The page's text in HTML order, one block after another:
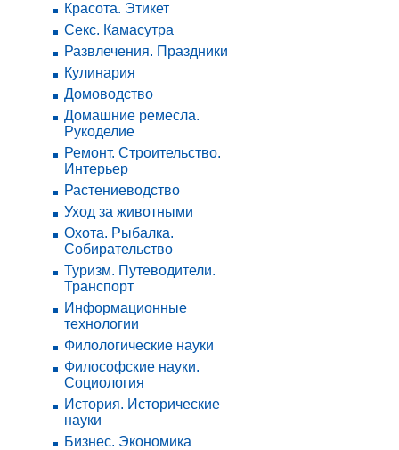
Красота. Этикет
Секс. Камасутра
Развлечения. Праздники
Кулинария
Домоводство
Домашние ремесла.
Рукоделие
Ремонт. Строительство.
Интерьер
Растениеводство
Уход за животными
Охота. Рыбалка.
Собирательство
Туризм. Путеводители.
Транспорт
Информационные
технологии
Филологические науки
Философские науки.
Социология
История. Исторические
науки
Бизнес. Экономика